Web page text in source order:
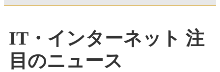
IT・インターネット 注
目のニュース